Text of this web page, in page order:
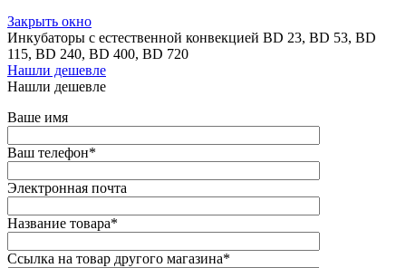
Закрыть окно
Инкубаторы с естественной конвекцией BD 23, BD 53, BD
115, BD 240, BD 400, BD 720
Нашли дешевле
Нашли дешевле
Ваше имя
Ваш телефон*
Электронная почта
Название товара*
Ссылка на товар другого магазина*